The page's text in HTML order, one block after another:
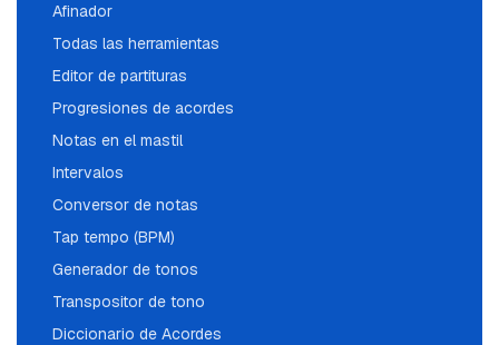
Afinador
Todas las herramientas
Editor de partituras
Progresiones de acordes
Notas en el mastil
Intervalos
Conversor de notas
Tap tempo (BPM)
Generador de tonos
Transpositor de tono
Diccionario de Acordes